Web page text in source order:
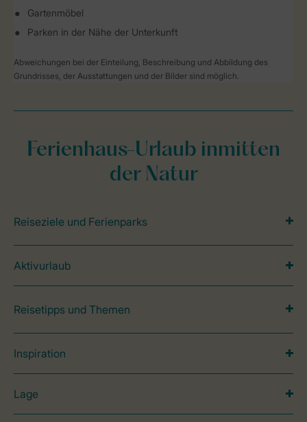
Gartenmöbel
Parken in der Nähe der Unterkunft
Abweichungen bei der Einteilung, Beschreibung und Abbildung des
Grundrisses, der Ausstattungen und der Bilder sind möglich.
Ferienhaus-Urlaub inmitten
der Natur
Reiseziele und Ferienparks
Aktivurlaub
Reisetipps und Themen
Inspiration
Lage